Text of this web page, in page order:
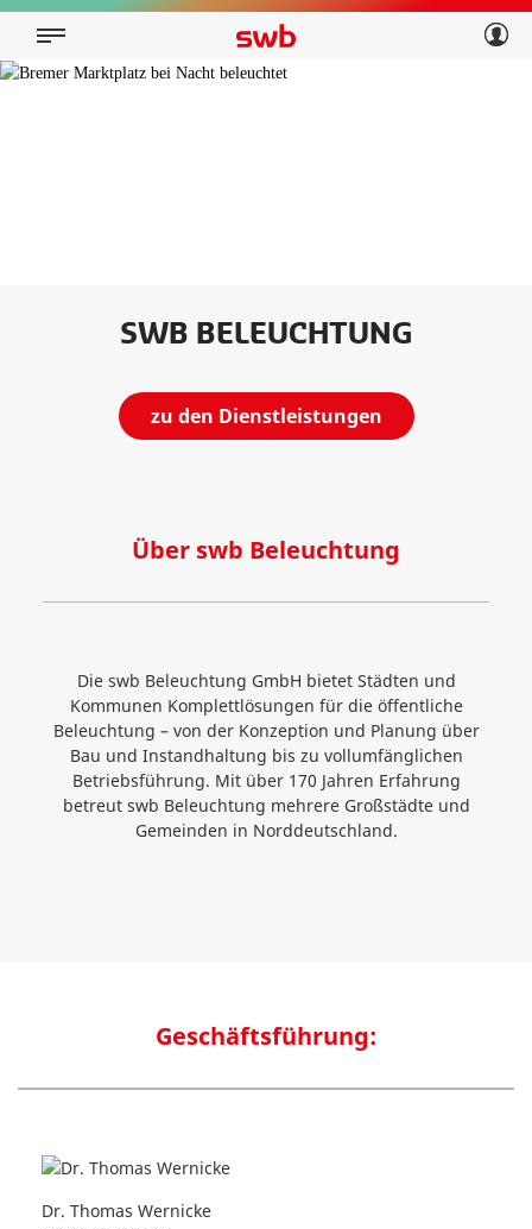
Privatkunden
Geschäftskunden
SWB BELEUCHTUNG
zu den Dienstleistungen
Über swb Beleuchtung
Die swb Beleuchtung GmbH bietet Städten und
Kommunen Komplettlösungen für die öffentliche
Beleuchtung – von der Konzeption und Planung über
Bau und Instandhaltung bis zu vollumfänglichen
Betriebsführung. Mit über 170 Jahren Erfahrung
betreut swb Beleuchtung mehrere Großstädte und
Gemeinden in Norddeutschland.
Geschäftsführung:
Dr. Thomas Wernicke